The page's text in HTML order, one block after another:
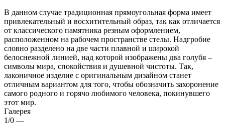
В данном случае традиционная прямоугольная форма имеет
привлекательный и восхитительный образ, так как отличается
от классического памятника резным оформлением,
расположенном на рабочем пространстве стелы. Надгробие
словно разделено на две части плавной и широкой
белоснежной линией, над которой изображены два голубя –
символы мира, спокойствия и душевной чистоты. Так,
лаконичное изделие с оригинальным дизайном станет
отличным вариантом для того, чтобы обозначить захоронение
самого родного и горячо любимого человека, покинувшего
этот мир.
Галерея
1/0 —